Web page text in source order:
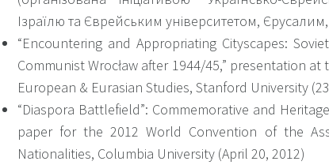
Ізраїлю та Єврейським університетом,
“Encountering and Appropriating Cityscapes:
Communist Wrocław after 1944/45,” presentation
European & Eurasian Studies, Stanford University
“Diaspora Battlefield”: Commemorative and
paper for the 2012 World Convention of the
Nationalities, Columbia University (April 20, 2012)